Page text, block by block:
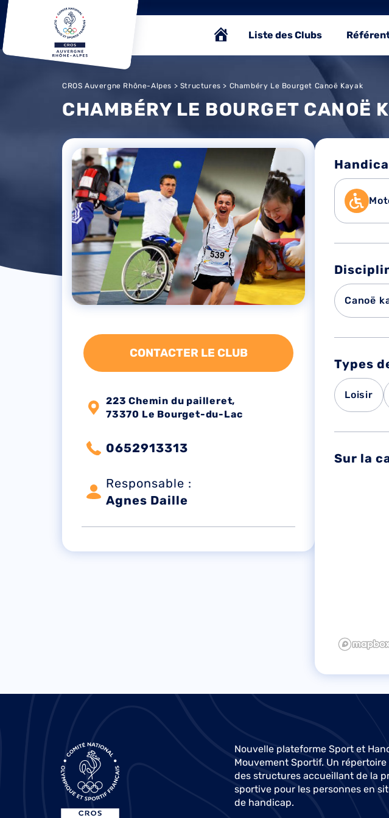
Liste des Clubs
CROS Auvergne Rhône-Alpes > Structures > Chambéry Le Bourget Canoë Kayak
CHAMBÉRY LE BOURGET CANOË
CONTACTER LE CLUB
223 Chemin du pailleret,
73370 Le Bourget-du-Lac
0652913313
Responsable :
Agnes Daille
Canoë
Types
Loisir
Sur la
Nouvelle plateforme Sport et
Mouvement Sportif. Un
des structures accueillant de la
sportive pour les personnes en
de handicap.